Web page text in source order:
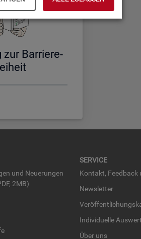
zur Bar­rie­re­
und Neue­run­gen
2MB)
SER­VICE
Kon­takt, Feed­back
News­let­ter
In­di­vi­du­el­le
Über uns